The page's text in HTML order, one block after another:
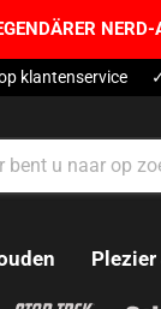
klantenservice